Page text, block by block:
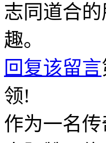
志同道合
趣。
回复该留言
领!
作为一名